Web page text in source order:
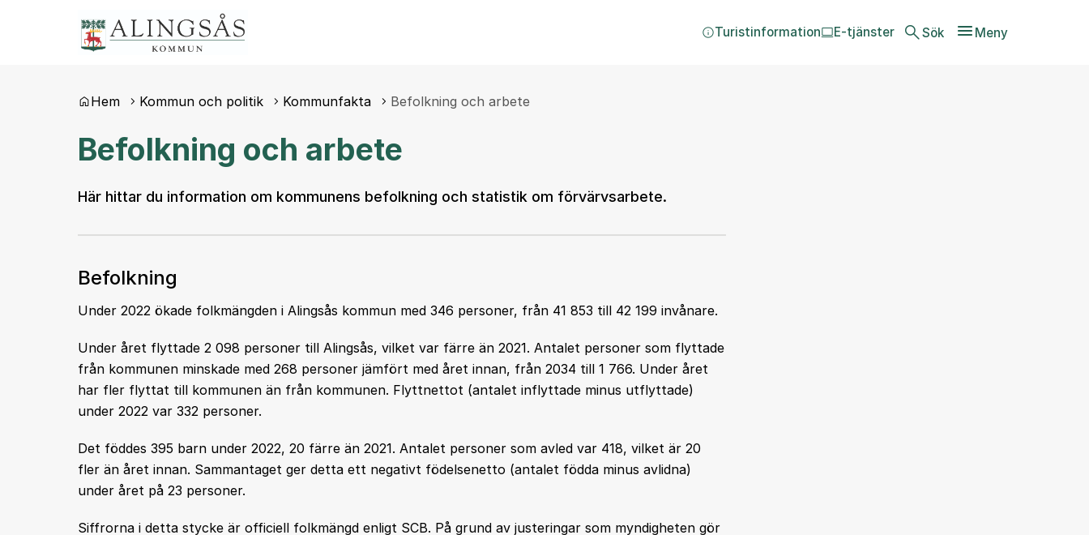
Sök Meny
Turistinformation E-tjänster
Du är här:
Hem Kommun och politik Kommunfakta Befolkning och arbete
Befolkning och arbete
Här hittar du information om kommunens befolkning och statistik om förvärvsarbete.
Befolkning
Under 2022 ökade folkmängden i Alingsås kommun med 346 personer, från 41 853 till 42 199 invånare.
Under året flyttade 2 098 personer till Alingsås, vilket var färre än 2021. Antalet personer som flyttade
från kommunen minskade med 268 personer jämfört med året innan, från 2034 till 1 766. Under året
har fler flyttat till kommunen än från kommunen. Flyttnettot (antalet inflyttade minus utflyttade)
under 2022 var 332 personer.
Det föddes 395 barn under 2022, 20 färre än 2021. Antalet personer som avled var 418, vilket är 20
fler än året innan. Sammantaget ger detta ett negativt födelsenetto (antalet födda minus avlidna)
under året på 23 personer.
Siffrorna i detta stycke är officiell folkmängd enligt SCB. På grund av justeringar som myndigheten gör